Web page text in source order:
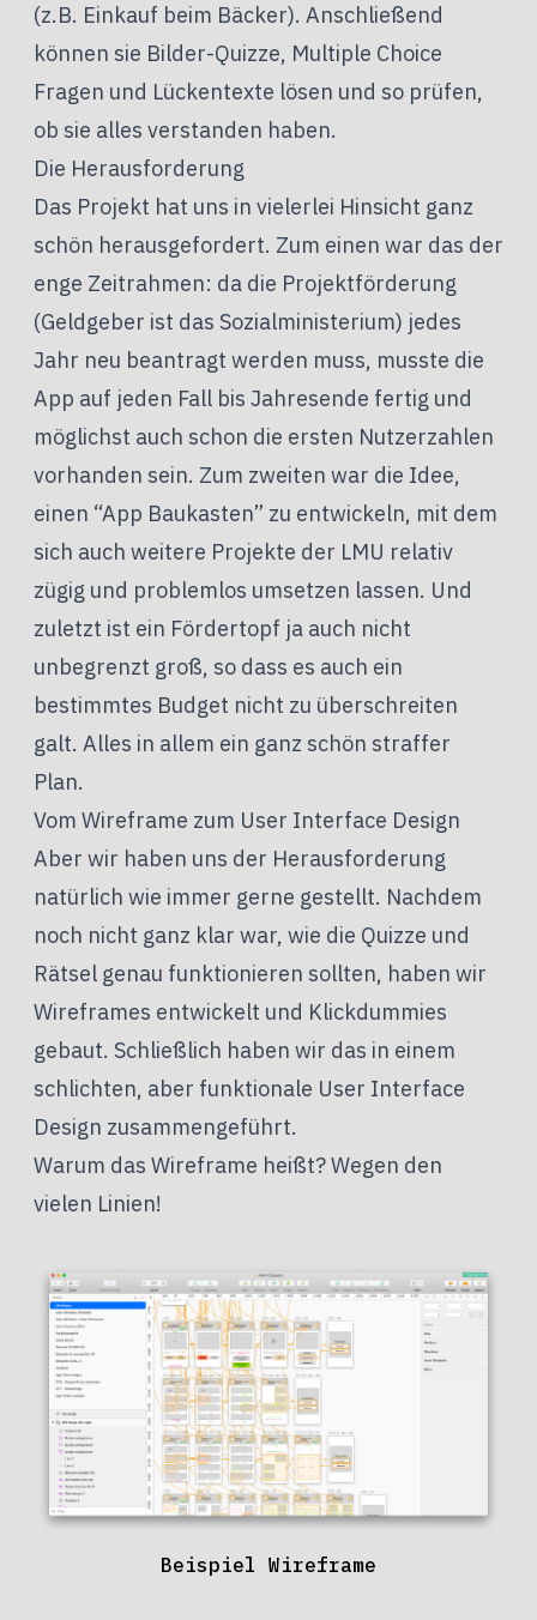
(z.B. Einkauf beim Bäcker). Anschließend
können sie Bilder-Quizze, Multiple Choice
Fragen und Lückentexte lösen und so prüfen,
ob sie alles verstanden haben.
Die Herausforderung
Das Projekt hat uns in vielerlei Hinsicht ganz
schön herausgefordert. Zum einen war das der
enge Zeitrahmen: da die Projektförderung
(Geldgeber ist das Sozialministerium) jedes
Jahr neu beantragt werden muss, musste die
App auf jeden Fall bis Jahresende fertig und
möglichst auch schon die ersten Nutzerzahlen
vorhanden sein. Zum zweiten war die Idee,
einen “App Baukasten” zu entwickeln, mit dem
sich auch weitere Projekte der LMU relativ
zügig und problemlos umsetzen lassen. Und
zuletzt ist ein Fördertopf ja auch nicht
unbegrenzt groß, so dass es auch ein
bestimmtes Budget nicht zu überschreiten
galt. Alles in allem ein ganz schön straffer
Plan.
Vom Wireframe zum User Interface Design
Aber wir haben uns der Herausforderung
natürlich wie immer gerne gestellt. Nachdem
noch nicht ganz klar war, wie die Quizze und
Rätsel genau funktionieren sollten, haben wir
Wireframes entwickelt und Klickdummies
gebaut. Schließlich haben wir das in einem
schlichten, aber funktionale User Interface
Design zusammengeführt.
Warum das Wireframe heißt? Wegen den
vielen Linien!
Beispiel Wireframe